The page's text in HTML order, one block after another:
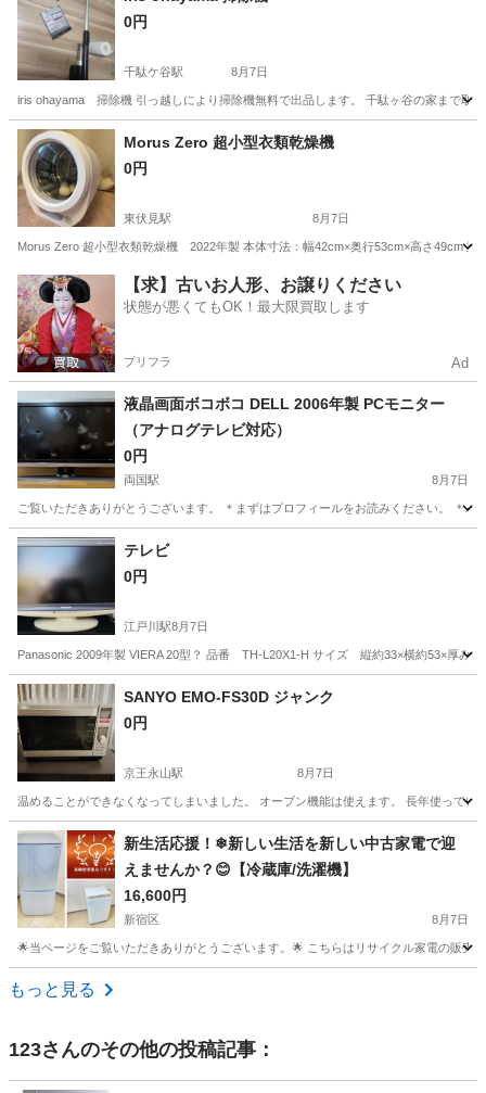
0円
千駄ケ谷駅 8月7日
iris ohayama 掃除機 引っ越しにより掃除機無料で出品します。 千駄ヶ谷の家まで取
東京 渋谷区 その他
Morus Zero 超小型衣類乾燥機
0円
東伏見駅 8月7日
Morus Zero 超小型衣類乾燥機 2022年製 本体寸法：幅42cm×奥行53cm×高さ49cm
東京 西東京市 東伏見駅 生活家電
【求】古いお人形、お譲りください
状態が悪くてもOK！最大限買取します
プリフラ Ad
液晶画面ボコボコ DELL 2006年製 PCモニター
（アナログテレビ対応）
0円
両国駅 8月7日
ご覧いただきありがとうございます。 ＊まずはプロフィールをお読みください。 ＊
東京 墨田区 両国駅
テレビ
0円
江戸川駅8月7日
Panasonic 2009年製 VIERA 20型？ 品番 TH-L20X1-H サイズ 縦約33×横約53×厚み
東京 江戸川区 SANYO EMO-FS30D ジャンク
0円
京王永山駅 8月7日
温めることができなくなってしまいました。 オーブン機能は使えます。 長年使って
東京 多摩市 京王永山駅 キッチン家電 SANYO
新生活応援！❄新しい生活を新しい中古家電で迎
えませんか？😊【冷蔵庫/洗濯機】
16,600円
新宿区 8月7日
🌟当ページをご覧いただきありがとうございます。🌟 こちらはリサイクル家電の販
東京 新宿区
もっと見る
123さんのその他の投稿記事：